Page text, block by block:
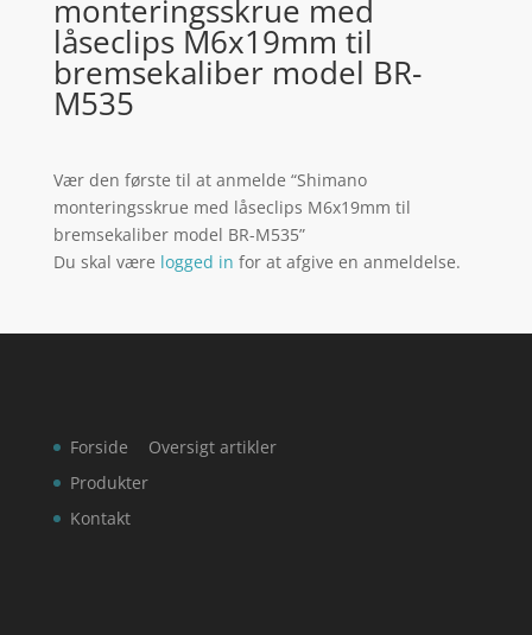
monteringsskrue med
låseclips M6x19mm til
bremsekaliber model BR-
M535
Vær den første til at anmelde “Shimano
monteringsskrue med låseclips M6x19mm til
bremsekaliber model BR-M535”
Du skal være logged in for at afgive en anmeldelse.
Forside
Produkter
Kontakt
Oversigt artikler